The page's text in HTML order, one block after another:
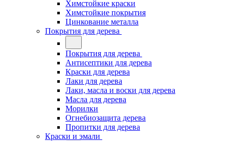
Химстойкие краски
Химстойкие покрытия
Цинкование металла
Покрытия для дерева
Покрытия для дерева
Антисептики для дерева
Краски для дерева
Лаки для дерева
Лаки, масла и воски для дерева
Масла для дерева
Морилки
Огнебиозащита дерева
Пропитки для дерева
Краски и эмали